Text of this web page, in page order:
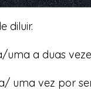
diluir.
uma a duas
uma vez por